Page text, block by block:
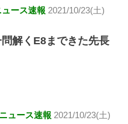
ース速報 2021/10/23(土)
解くE8まできた先長
ュース速報 2021/10/23(土)